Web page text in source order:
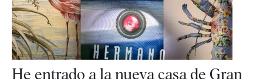
He entrado a la nueva casa de Gran